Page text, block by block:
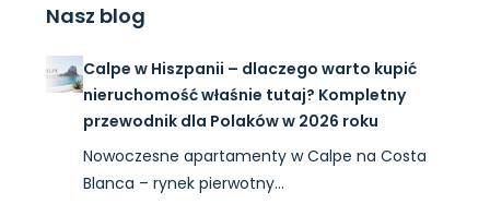
Nasz blog
Calpe w Hiszpanii – dlaczego warto kupić
nieruchomość właśnie tutaj? Kompletny
przewodnik dla Polaków w 2026 roku
Nowoczesne apartamenty w Calpe na Costa
Blanca – rynek pierwotny…